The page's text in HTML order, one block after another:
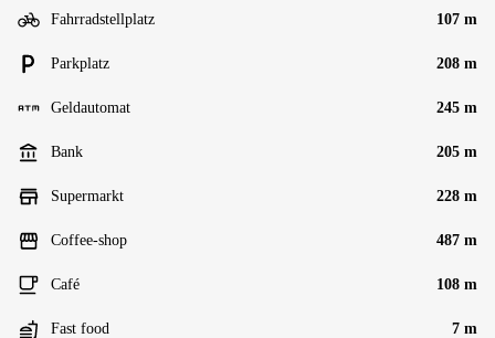
Fahrradstellplatz 107 m
Parkplatz 208 m
Geldautomat 245 m
Bank 205 m
Supermarkt 228 m
Coffee-shop 487 m
Café 108 m
Fast food 7 m